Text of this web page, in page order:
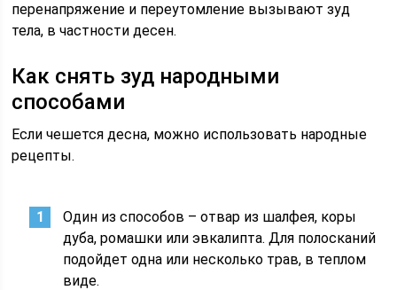
перенапряжение и переутомление вызывают зуд
тела, в частности десен.
Как снять зуд народными
способами
Если чешется десна, можно использовать народные
рецепты.
Один из способов – отвар из шалфея, коры
дуба, ромашки или эвкалипта. Для полосканий
подойдет одна или несколько трав, в теплом
виде.